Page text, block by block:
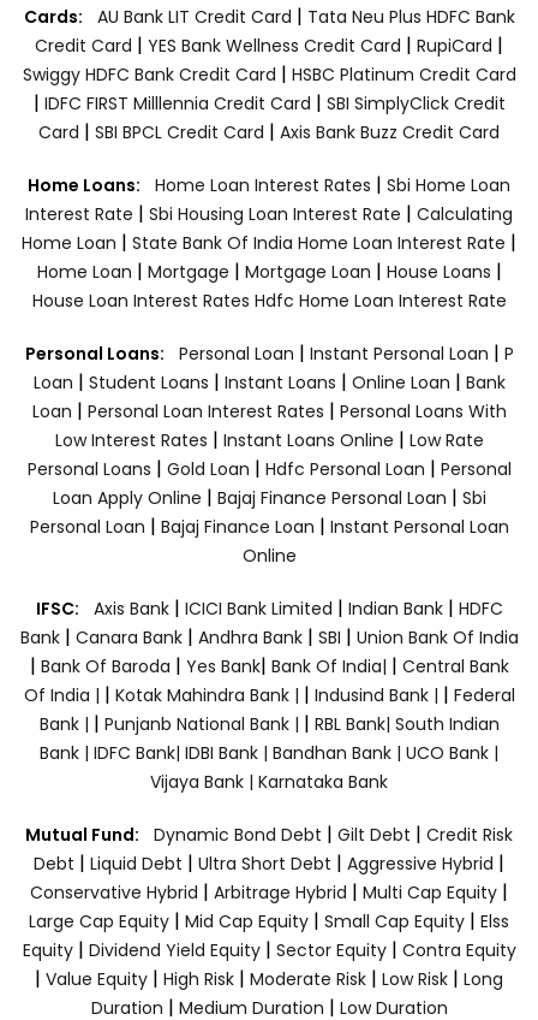
Cards: AU Bank LIT Credit Card | Tata Neu Plus HDFC Bank
Credit Card | YES Bank Wellness Credit Card | RupiCard |
Swiggy HDFC Bank Credit Card | HSBC Platinum Credit Card
| IDFC FIRST Milllennia Credit Card | SBI SimplyClick Credit
Card | SBI BPCL Credit Card | Axis Bank Buzz Credit Card
Home Loans: Home Loan Interest Rates | Sbi Home Loan
Interest Rate | Sbi Housing Loan Interest Rate | Calculating
Home Loan | State Bank Of India Home Loan Interest Rate |
Home Loan | Mortgage | Mortgage Loan | House Loans |
House Loan Interest Rates Hdfc Home Loan Interest Rate
Personal Loans: Personal Loan | Instant Personal Loan | P
Loan | Student Loans | Instant Loans | Online Loan | Bank
Loan | Personal Loan Interest Rates | Personal Loans With
Low Interest Rates | Instant Loans Online | Low Rate
Personal Loans | Gold Loan | Hdfc Personal Loan | Personal
Loan Apply Online | Bajaj Finance Personal Loan | Sbi
Personal Loan | Bajaj Finance Loan | Instant Personal Loan
Online
IFSC: Axis Bank | ICICI Bank Limited | Indian Bank | HDFC
Bank| Canara Bank | Andhra Bank| SBI | Union Bank Of India
| Bank Of Baroda | Yes Bank| Bank Of India| | Central Bank
Of India | | Kotak Mahindra Bank | | Indusind Bank | | Federal
Bank | | Punjanb National Bank | | RBL Bank| South Indian
Bank | IDFC Bank| IDBI Bank | Bandhan Bank | UCO Bank |
Vijaya Bank | Karnataka Bank
Mutual Fund: Dynamic Bond Debt | Gilt Debt | Credit Risk
Debt | Liquid Debt | Ultra Short Debt | Aggressive Hybrid |
Conservative Hybrid | Arbitrage Hybrid | Multi Cap Equity |
Large Cap Equity | Mid Cap Equity | Small Cap Equity | Elss
Equity| Dividend Yield Equity| Sector Equity | Contra Equity
| Value Equity | High Risk | Moderate Risk | Low Risk | Long
Duration | Medium Duration | Low Duration